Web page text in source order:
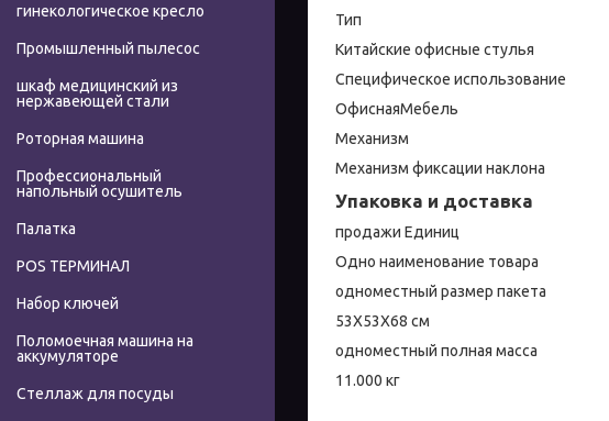
Тип
Китайские офисные стулья
Специфическое использование
ОфиснаяМебель
Механизм
Механизм фиксации наклона
Упаковка и доставка
продажи Единиц
Одно наименование товара
одноместный размер пакета
53X53X68 см
одноместный полная масса
11.000 кг
гинекологическое кресло
Промышленный пылесос
шкаф медицинский из
нержавеющей стали
Роторная машина
Профессиональный
напольный осушитель
Палатка
POS ТЕРМИНАЛ
Набор ключей
Поломоечная машина на
аккумуляторе
Стеллаж для посуды